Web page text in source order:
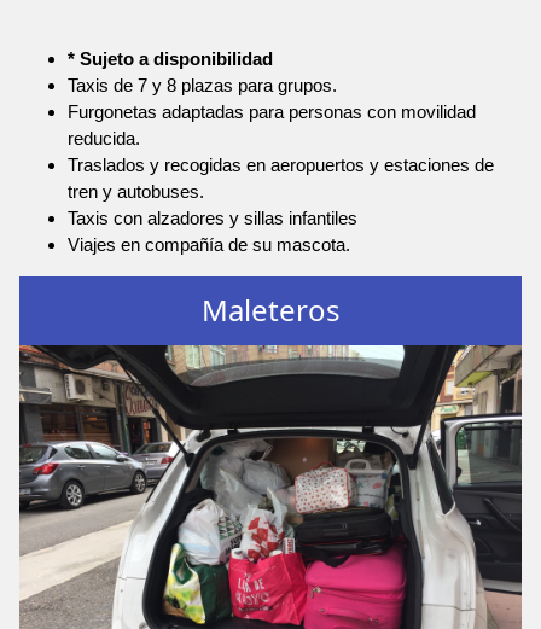
* Sujeto a disponibilidad
Taxis de 7 y 8 plazas para grupos.
Furgonetas adaptadas para personas con movilidad
reducida.
Traslados y recogidas en aeropuertos y estaciones de
tren y autobuses.
Taxis con alzadores y sillas infantiles
Viajes en compañía de su mascota.
Maleteros